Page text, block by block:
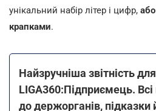
унікальний набір літер і цифр,
крапками.
Найзручніша звітність
LIGA360:Підприємець.
до держорганів, підказки